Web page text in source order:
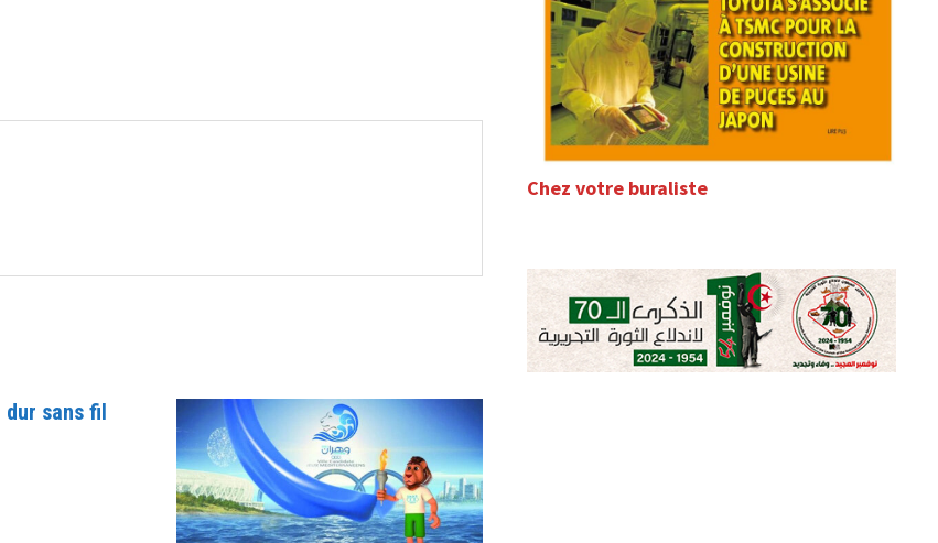
dur sans fil
Chez votre buraliste